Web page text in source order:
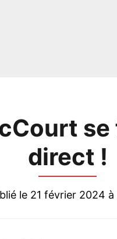
direct !
le 21 février 2024